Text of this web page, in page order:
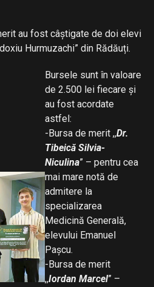
au fost câștigate de doi elevi
Hurmuzachi” din Rădăuți.
Bursele sunt în valoare
de 2.500 lei fiecare și
au fost acordate
astfel:
-Bursa de merit ,,Dr.
Tibeică Silvia-
Niculina” – pentru cea
mai mare notă de
admitere la
specializarea
Medicină Generală,
elevului Emanuel
Pașcu.
-Bursa de merit
,,Iordan Marcel” –